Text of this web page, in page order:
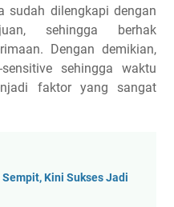
sudah dilengkapi dengan
sehingga berhak
Dengan demikian,
sehingga waktu
faktor yang sangat
Kini Sukses Jadi